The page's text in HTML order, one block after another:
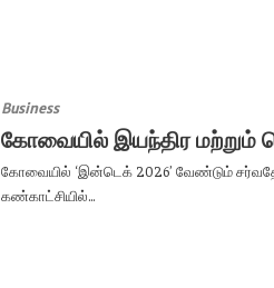
Business
கோவையில் இயந்திர மற்றும்
கோவையில் ‘இன்டெக் 2026’ வேண்டும்
கண்காட்சியில்...